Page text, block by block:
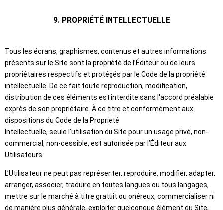
9. PROPRIÉTÉ INTELLECTUELLE
Tous les écrans, graphismes, contenus et autres informations
présents sur le Site sont la propriété de l’Éditeur ou de leurs
propriétaires respectifs et protégés par le Code de la propriété
intellectuelle. De ce fait toute reproduction, modification,
distribution de ces éléments est interdite sans l'accord préalable
exprès de son propriétaire. À ce titre et conformément aux
dispositions du Code de la Propriété
Intellectuelle, seule l'utilisation du Site pour un usage privé, non-
commercial, non-cessible, est autorisée par l’Éditeur aux
Utilisateurs.
L’Utilisateur ne peut pas représenter, reproduire, modifier, adapter,
arranger, associer, traduire en toutes langues ou tous langages,
mettre sur le marché à titre gratuit ou onéreux, commercialiser ni
de manière plus générale, exploiter quelconque élément du Site,